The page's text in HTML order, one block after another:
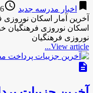
bookmark اخبار مدرسه جدید access_time
ago
آخرین آمار اسکان نوروزی
اسکان نوروزی فرهنگیان
نوروزی فرهنگیان
View article...
description